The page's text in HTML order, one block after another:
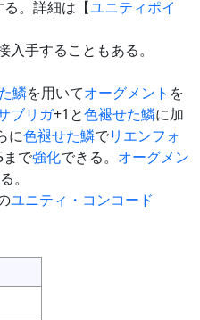
。詳細は【ユニティポイ
入手することもある。
鱗を用いてオーグメント を
ブリガ+1と色褪せた鱗に加
に色褪せた鱗でリエンフォ
まで強化できる。 オーグメン
。
ユニティ・コンコード